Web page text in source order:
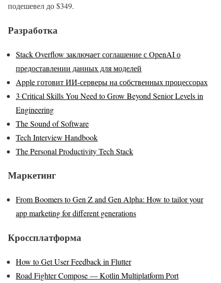
подешевел до $349.
Разработка
Stack Overflow заключает соглашение с OpenAI о
предоставлении данных для моделей
Apple готовит ИИ-серверы на собственных процессорах
3 Critical Skills You Need to Grow Beyond Senior Levels in
Engineering
The Sound of Software
Tech Interview Handbook
The Personal Productivity Tech Stack
Маркетинг
From Boomers to Gen Z and Gen Alpha: How to tailor your
app marketing for different generations
Кроссплатформа
How to Get User Feedback in Flutter
Road Fighter Compose — Kotlin Multiplatform Port